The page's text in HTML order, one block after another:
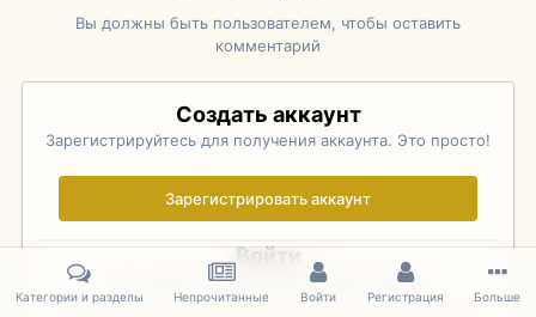
Вы должны быть пользователем, чтобы оставить
комментарий
Создать аккаунт
Зарегистрируйтесь для получения аккаунта. Это просто!
Зарегистрировать аккаунт
Войти
Уже зарегистрированы? Войдите здесь.
Категории и разделы Непрочитанные Войти Регистрация Больше